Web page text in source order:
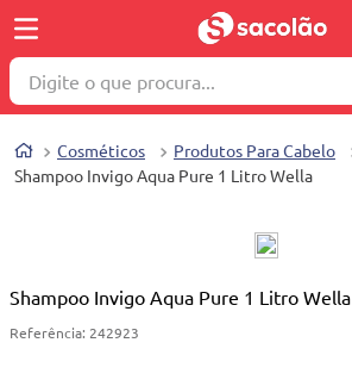
Digite o que procura...
Cosméticos Produtos Para Cabelo
Shampoo Invigo Aqua Pure 1 Litro Wella
Shampoo Invigo Aqua Pure 1 Litro Wella
Referência: 242923
1º
wella
4º
toalha